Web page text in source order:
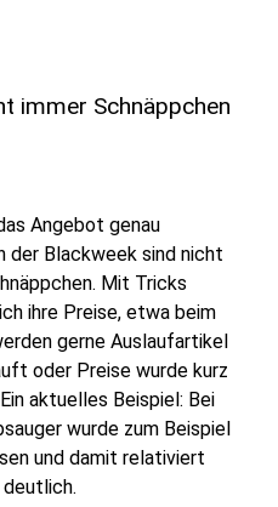
immer Schnäppchen
Angebot genau
der Blackweek sind nicht
Mit Tricks
ihre Preise, etwa beim
gerne Auslaufartikel
oder Preise wurde kurz
aktuelles Beispiel: Bei
wurde zum Beispiel
und damit relativiert